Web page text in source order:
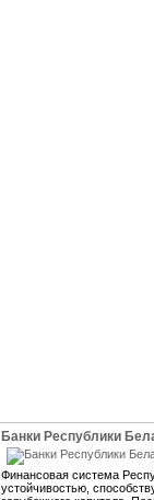
Банки Республики
Финансовая система
устойчивостью,